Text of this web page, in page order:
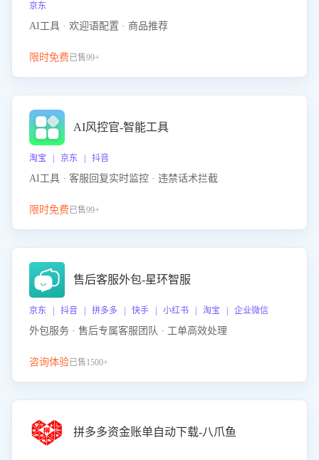
京东
AI工具 · 欢迎语配置 · 商品推荐
限时免费已售99+
AI风控官-智能工具
淘宝 | 京东 | 抖音
AI工具 · 客服回复实时监控 · 违禁话术拦截
限时免费已售99+
售后客服外包-星环智服
京东 | 抖音 | 拼多多 | 快手 | 小红书 | 淘宝 | 企业微信
外包服务 · 售后专属客服团队 · 工单高效处理
咨询体验已售1500+
拼多多资金账单自动下载-八爪鱼